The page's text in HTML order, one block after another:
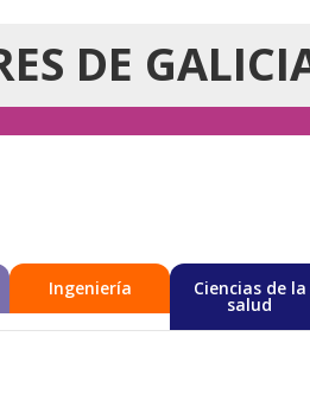
DE
Ingeniería Ciencias de la
salud